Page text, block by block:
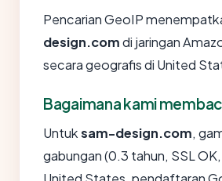
Pencarian GeoIP
design.comdi jaringan
secara geografis di United
Bagaimana kami
Untuksam-design.com,
gabungan (0.3 tahun, SSL